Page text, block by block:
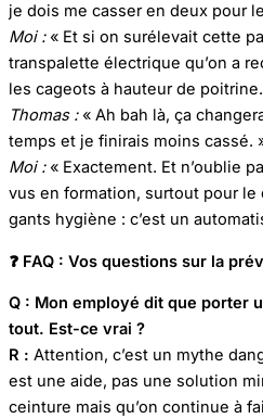
je dois me casser en deux pour
Moi :« Et si on surélevait cette
transpalette électrique qu’on a
les cageots à hauteur de
Thomas :« Ah bah là, ça
temps et je finirais moins cassé.
Moi :« Exactement. Et n’oublie
vus en formation, surtout pour le
gants hygiène : c’est un
❓ FAQ : Vos questions sur la
Q : Mon employé dit que porter
tout. Est-ce vrai ?
R : Attention, c’est un mythe
est une aide, pas une solution
ceinture mais qu’on continue à